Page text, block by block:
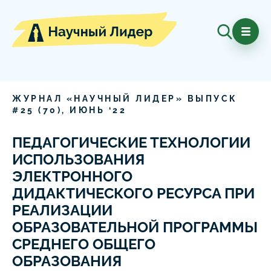
ЖУРНАЛ «НАУЧНЫЙ ЛИДЕР» ВЫПУСК
# 25 ( 70 ), ИЮНЬ ‘22
ПЕДАГОГИЧЕСКИЕ ТЕХНОЛОГИИ
ИСПОЛЬЗОВАНИЯ
ЭЛЕКТРОННОГО
ДИДАКТИЧЕСКОГО РЕСУРСА ПРИ
РЕАЛИЗАЦИИ
ОБРАЗОВАТЕЛЬНОЙ ПРОГРАММЫ
СРЕДНЕГО ОБЩЕГО
ОБРАЗОВАНИЯ